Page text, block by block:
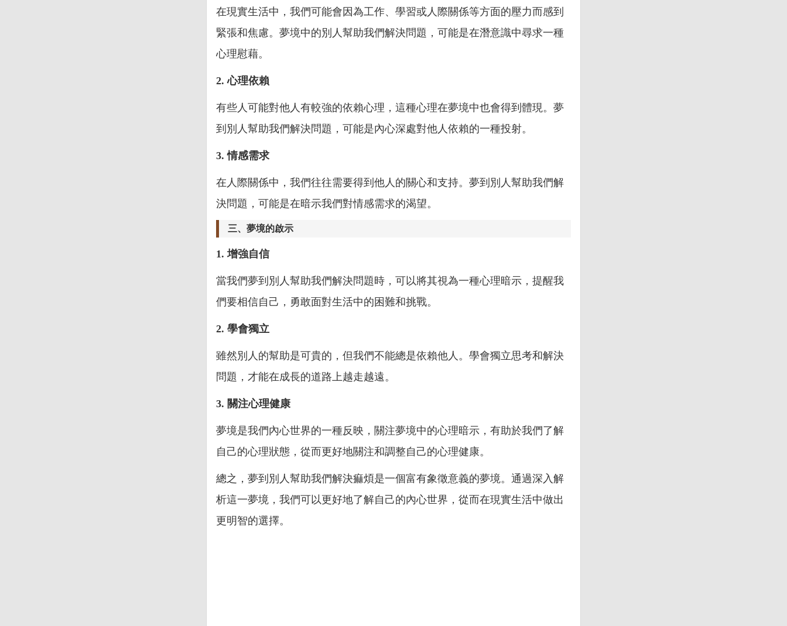
在現實生活中，我們可能會因為工作、學習或人際關係等方面的壓力而感到
緊張和焦慮。夢境中的別人幫助我們解決問題，可能是在潛意識中尋求一種
心理慰藉。
2. 心理依賴
有些人可能對他人有較強的依賴心理，這種心理在夢境中也會得到體現。夢
到別人幫助我們解決問題，可能是內心深處對他人依賴的一種投射。
3. 情感需求
在人際關係中，我們往往需要得到他人的關心和支持。夢到別人幫助我們解
決問題，可能是在暗示我們對情感需求的渴望。
三、夢境的啟示
1. 增強自信
當我們夢到別人幫助我們解決問題時，可以將其視為一種心理暗示，提醒我
們要相信自己，勇敢面對生活中的困難和挑戰。
2. 學會獨立
雖然別人的幫助是可貴的，但我們不能總是依賴他人。學會獨立思考和解決
問題，才能在成長的道路上越走越遠。
3. 關注心理健康
夢境是我們內心世界的一種反映，關注夢境中的心理暗示，有助於我們了解
自己的心理狀態，從而更好地關注和調整自己的心理健康。
總之，夢到別人幫助我們解決痲煩是一個富有象徵意義的夢境。通過深入解
析這一夢境，我們可以更好地了解自己的內心世界，從而在現實生活中做出
更明智的選擇。